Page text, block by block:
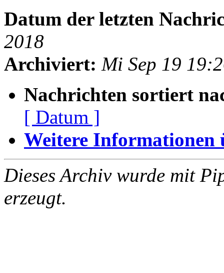
Datum der letzten
2018
Archiviert: Mi Sep 19
Nachrichten sortiert
[ Datum ]
Weitere Informationen
Dieses Archiv wurde mit
erzeugt.